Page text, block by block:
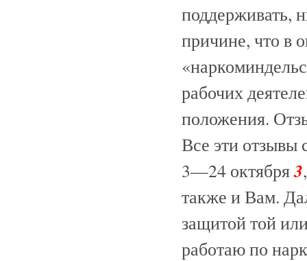
поддерживать,
причине, что в
рабочих
положения.
Все эти
3—24 октября3
также и Вам.
защитой той
работаю по